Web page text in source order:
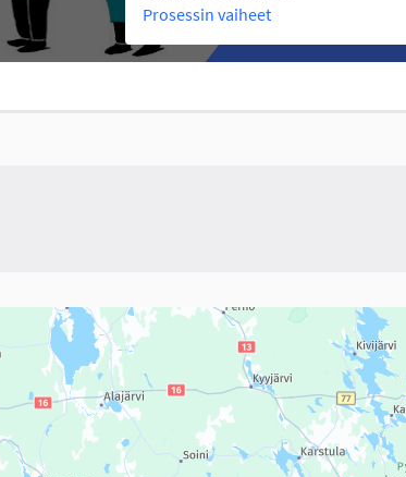
Prosessin vaiheet
ruudunlukijalla, mutta se voi olla vaikeaselkoinen.